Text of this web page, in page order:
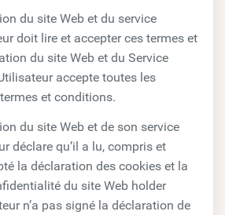
du site Web et du service
doit lire et accepter ces termes et
du site Web et du Service
accepte toutes les
et conditions.
du site Web et de son service
déclare qu’il a lu, compris et
la déclaration des cookies et la
du site Web holder
n’a pas signé la déclaration de